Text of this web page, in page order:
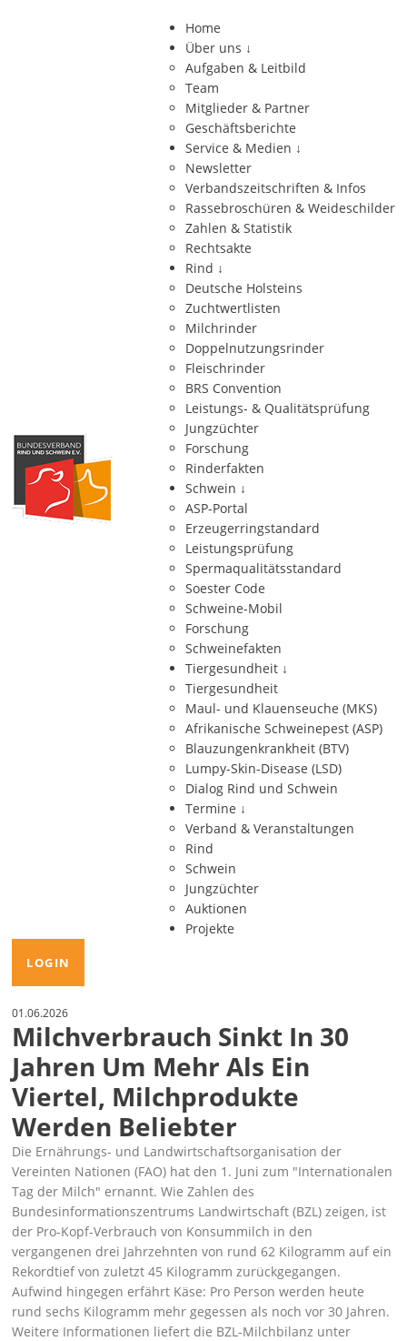
Home
Über uns ↓
Aufgaben & Leitbild
Team
Mitglieder & Partner
Geschäftsberichte
Service & Medien ↓
Newsletter
Verbandszeitschriften & Infos
Rassebroschüren & Weideschilder
Zahlen & Statistik
Rechtsakte
Rind ↓
Deutsche Holsteins
Zuchtwertlisten
Milchrinder
Doppelnutzungsrinder
Fleischrinder
BRS Convention
Leistungs- & Qualitätsprüfung
Jungzüchter
Forschung
Rinderfakten
Schwein ↓
ASP-Portal
Erzeugerringstandard
Leistungsprüfung
Spermaqualitätsstandard
Soester Code
Schweine-Mobil
Forschung
Schweinefakten
Tiergesundheit ↓
Tiergesundheit
Maul- und Klauenseuche (MKS)
Afrikanische Schweinepest (ASP)
Blauzungenkrankheit (BTV)
Lumpy-Skin-Disease (LSD)
Dialog Rind und Schwein
Termine ↓
Verband & Veranstaltungen
Rind
Schwein
Jungzüchter
Auktionen
Projekte
LOGIN
01.06.2026
Milchverbrauch Sinkt In 30
Jahren Um Mehr Als Ein
Viertel, Milchprodukte
Werden Beliebter
Die Ernährungs- und Landwirtschaftsorganisation der
Vereinten Nationen (FAO) hat den 1. Juni zum
Internationalen
Tag der Milch
ernannt. Wie Zahlen des
Bundesinformationszentrums Landwirtschaft (BZL) zeigen, ist
der Pro-Kopf-Verbrauch von Konsummilch in den
vergangenen drei Jahrzehnten von rund 62 Kilogramm auf ein
Rekordtief von zuletzt 45 Kilogramm zurückgegangen.
Aufwind hingegen erfährt Käse: Pro Person werden heute
rund sechs Kilogramm mehr gegessen als noch vor 30 Jahren.
Weitere Informationen liefert die BZL-Milchbilanz unter